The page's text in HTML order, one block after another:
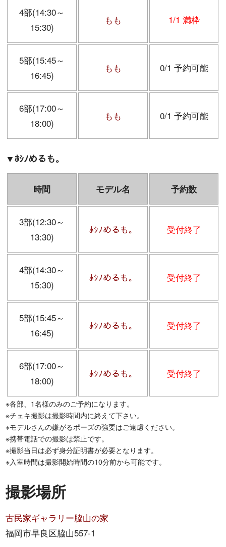
4部(14:30～
15:30)
もも 1/1 満枠
5部(15:45～
16:45)
もも 0/1 予約可能
6部(17:00～
18:00)
もも 0/1 予約可能
▼ﾎｼﾉめるも。
時間 モデル名 予約数
3部(12:30～
13:30)
ﾎｼﾉめるも。 受付終了
4部(14:30～
15:30)
ﾎｼﾉめるも。 受付終了
5部(15:45～
16:45)
ﾎｼﾉめるも。 受付終了
6部(17:00～
18:00)
ﾎｼﾉめるも。 受付終了
※各部、1名様のみのご予約になります。
※チェキ撮影は撮影時間内に終えて下さい。
※モデルさんの嫌がるポーズの強要はご遠慮ください。
※携帯電話での撮影は禁止です。
※撮影当日は必ず身分証明書が必要となります。
※入室時間は撮影開始時間の10分前から可能です。
撮影場所
古民家ギャラリー脇山の家
福岡市早良区脇山557-1